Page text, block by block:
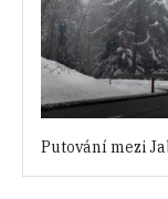
Putování mezi